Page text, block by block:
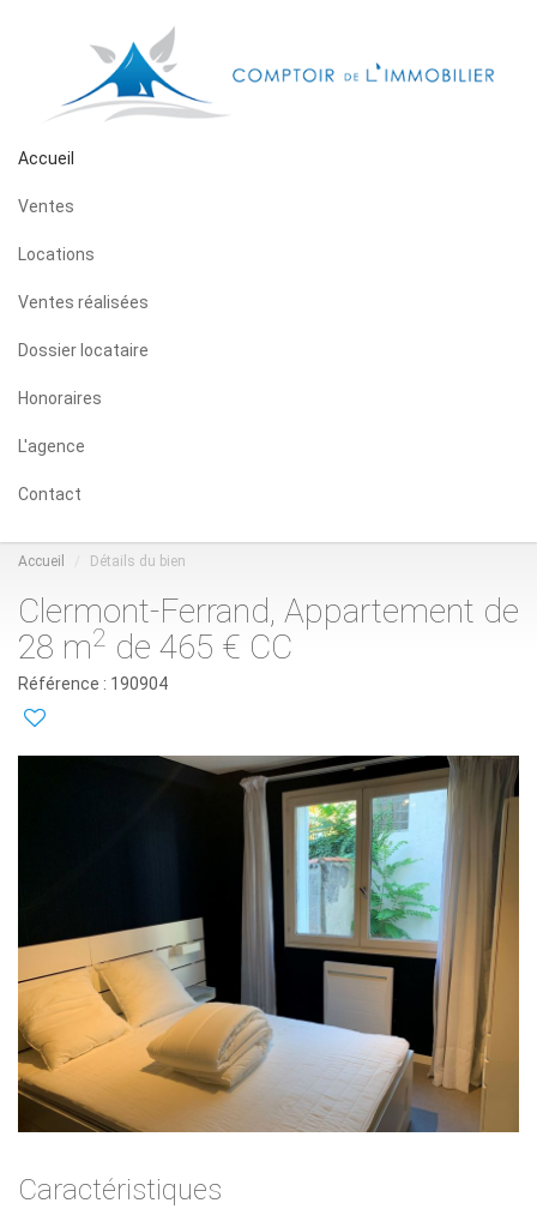
Accueil
Ventes
Locations
Ventes réalisées
Dossier locataire
Honoraires
L'agence
Contact
Accueil Détails du bien
Clermont-Ferrand, Appartement de
28 m2 de 465 € CC
Référence : 190904
Caractéristiques